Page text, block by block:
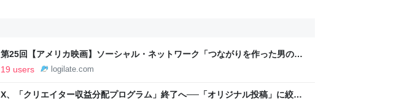
第25回【アメリカ映画】ソーシャル・ネットワーク「つながりを作った男の孤
独」｜Facebook誕生の裏側に学ぶ、才能と代償の物語
19 users logilate.com
X、「クリエイター収益分配プログラム」終了へ──「オリジナル投稿」に絞っ